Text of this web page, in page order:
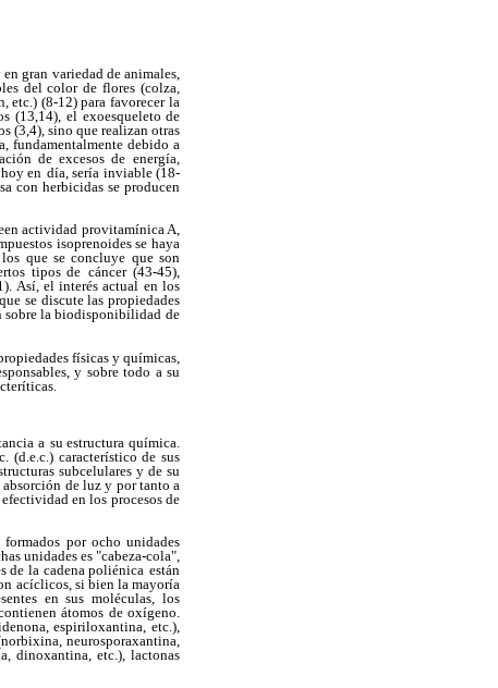
en gran variedad de animales,
del color de flores (colza,
etc.) (8-12) para favorecer la
(13,14), el exoesqueleto de
(3,4), sino que realizan otras
fundamentalmente debido a
de excesos de energía,
en día, sería inviable (18-
con herbicidas se producen
actividad provitamínica A,
isoprenoides se haya
que se concluye que son
tipos de cáncer (43-45),
Así, el interés actual en los
se discute las propiedades
sobre la biodisponibilidad de
físicas y químicas,
y sobre todo a su
a su estructura química.
(d.e.c.) característico de sus
subcelulares y de su
absorción de luz y por tanto a
en los procesos de
por ocho unidades
unidades es "cabeza-cola",
de la cadena poliénica están
acíclicos, si bien la mayoría
en sus moléculas, los
átomos de oxígeno.
espiriloxantina, etc.),
neurosporaxantina,
dinoxantina, etc.), lactonas